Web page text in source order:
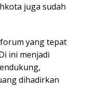
juga sudah
yang tepat
ini menjadi
dihadirkan